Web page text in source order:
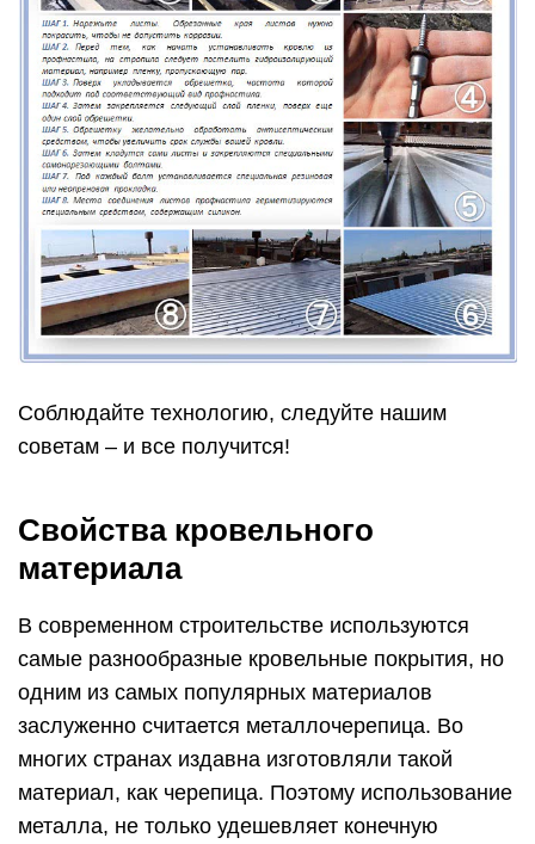
Соблюдайте технологию, следуйте нашим
советам – и все получится!
Свойства кровельного
материала
В современном строительстве используются
самые разнообразные кровельные покрытия, но
одним из самых популярных материалов
заслуженно считается металлочерепица. Во
многих странах издавна изготовляли такой
материал, как черепица. Поэтому использование
металла, не только удешевляет конечную